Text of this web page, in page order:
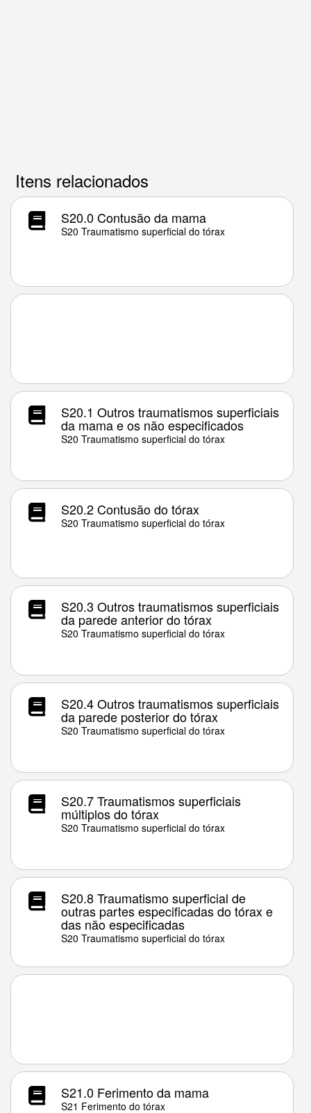
Itens relacionados
S20.0 Contusão da mama
S20 Traumatismo superficial do tórax
S20.1 Outros traumatismos superficiais
da mama e os não especificados
S20 Traumatismo superficial do tórax
S20.2 Contusão do tórax
S20 Traumatismo superficial do tórax
S20.3 Outros traumatismos superficiais
da parede anterior do tórax
S20 Traumatismo superficial do tórax
S20.4 Outros traumatismos superficiais
da parede posterior do tórax
S20 Traumatismo superficial do tórax
S20.7 Traumatismos superficiais
múltiplos do tórax
S20 Traumatismo superficial do tórax
S20.8 Traumatismo superficial de
outras partes especificadas do tórax e
das não especificadas
S20 Traumatismo superficial do tórax
S21.0 Ferimento da mama
S21 Ferimento do tórax